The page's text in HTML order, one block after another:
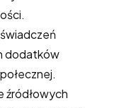
dodatków
źródłowych